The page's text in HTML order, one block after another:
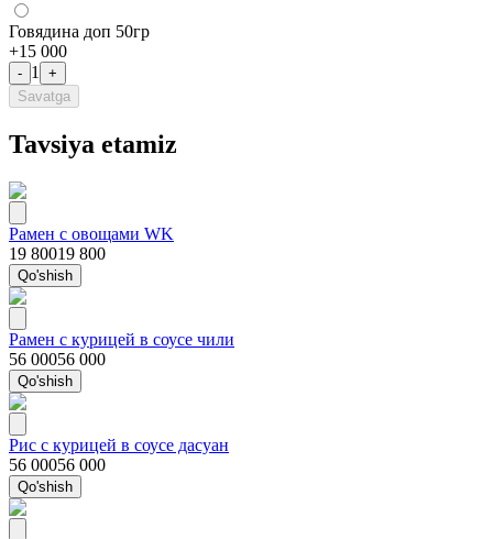
Говядина доп 50гр
+15 000
- 1
+
Savatga
Tavsiya etamiz
Рамен с овощами WK
19 80019 800
Qo'shish
Рамен с курицей в соусе чили
56 00056 000
Qo'shish
Рис с курицей в соусе дасуан
56 00056 000
Qo'shish